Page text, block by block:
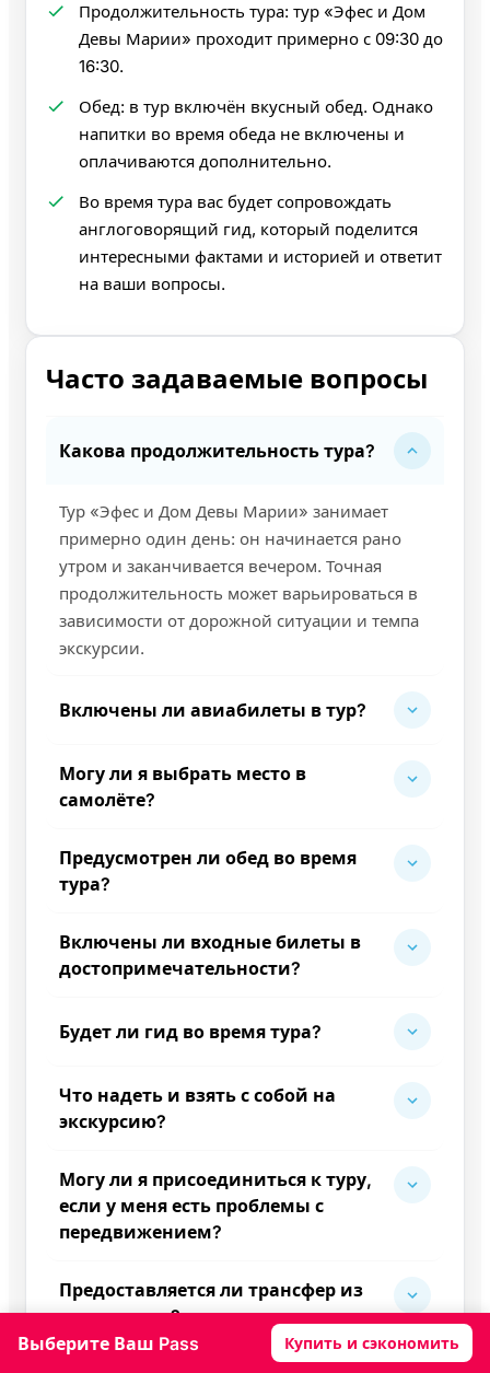
Продолжительность тура: тур «Эфес и Дом
Девы Марии» проходит примерно с 09:30 до
16:30.
Обед: в тур включён вкусный обед. Однако
напитки во время обеда не включены и
оплачиваются дополнительно.
Во время тура вас будет сопровождать
англоговорящий гид, который поделится
интересными фактами и историей и ответит
на ваши вопросы.
Часто задаваемые вопросы
Какова продолжительность тура?
Тур «Эфес и Дом Девы Марии» занимает
примерно один день: он начинается рано
утром и заканчивается вечером. Точная
продолжительность может варьироваться в
зависимости от дорожной ситуации и темпа
экскурсии.
Включены ли авиабилеты в тур?
Могу ли я выбрать место в
самолёте?
Предусмотрен ли обед во время
тура?
Включены ли входные билеты в
достопримечательности?
Будет ли гид во время тура?
Что надеть и взять с собой на
экскурсию?
Могу ли я присоединиться к туру,
если у меня есть проблемы с
передвижением?
Предоставляется ли трансфер из
моего отеля?
Выберите Ваш Pass Купить и сэкономить